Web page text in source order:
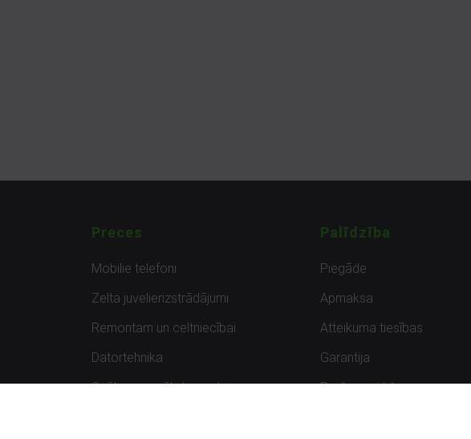
Preces
Mobilie telefoni
Zelta juvelierizstrādājumi
Remontam un celtniecībai
Datortehnika
Spēles un spēļu konsoles
Palīdzība
Piegāde
Apmaksa
Atteikuma tiesības
Garantija
Preču uzpirkšana